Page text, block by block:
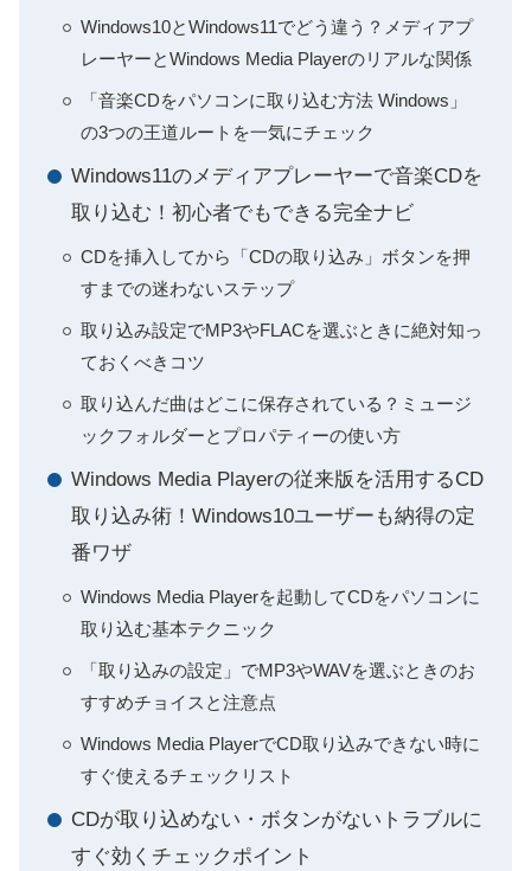
Windows10とWindows11でどう違う？メディアプ
レーヤーとWindows Media Playerのリアルな関係
「音楽CDをパソコンに取り込む方法 Windows」
の3つの王道ルートを一気にチェック
Windows11のメディアプレーヤーで音楽CDを
取り込む！初心者でもできる完全ナビ
CDを挿入してから「CDの取り込み」ボタンを押
すまでの迷わないステップ
取り込み設定でMP3やFLACを選ぶときに絶対知っ
ておくべきコツ
取り込んだ曲はどこに保存されている？ミュージ
ックフォルダーとプロパティーの使い方
Windows Media Playerの従来版を活用するCD
取り込み術！Windows10ユーザーも納得の定
番ワザ
Windows Media Playerを起動してCDをパソコンに
取り込む基本テクニック
「取り込みの設定」でMP3やWAVを選ぶときのお
すすめチョイスと注意点
Windows Media PlayerでCD取り込みできない時に
すぐ使えるチェックリスト
CDが取り込めない・ボタンがないトラブルに
すぐ効くチェックポイント